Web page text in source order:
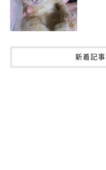
・ブログ： 「変顔猫リュッ
・Instagram：（@rikkufamily
・YouTubeチャンネル：「リ
新着記